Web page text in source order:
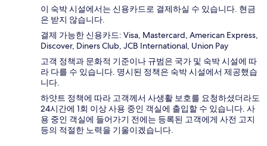
이 숙박 시설에서는 신용카드로 결제하실 수 있습니다. 현금
은 받지 않습니다.
결제 가능한 신용카드: Visa, Mastercard, American Express,
Discover, Diners Club, JCB International, Union Pay
고객 정책과 문화적 기준이나 규범은 국가 및 숙박 시설에 따
라 다를 수 있습니다. 명시된 정책은 숙박 시설에서 제공했습
니다.
하얏트 정책에 따라 고객께서 사생활 보호를 요청하셨더라도
24시간에 1회 이상 사용 중인 객실에 출입할 수 있습니다. 사
용 중인 객실에 들어가기 전에는 등록된 고객에게 사전 고지
등의 적절한 노력을 기울이겠습니다.